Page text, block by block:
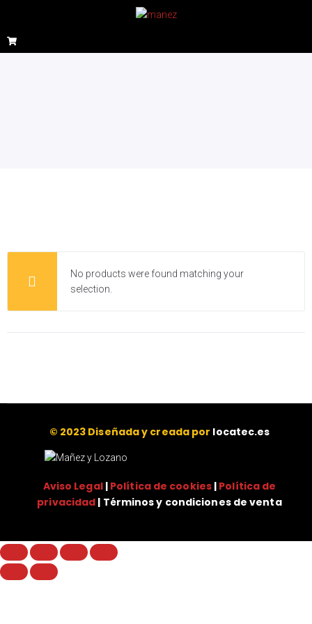
No products were found matching your
selection.
© 2023 Diseñada y creada por locatec.es
Aviso Legal| Política de cookies| Política de
privacidad | Términos y condiciones de venta